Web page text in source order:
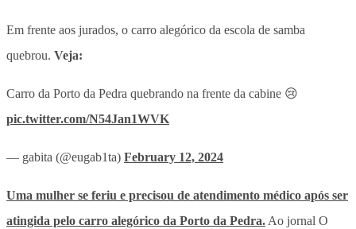
Em frente aos jurados, o carro alegórico da escola de samba
quebrou. Veja:
Carro da Porto da Pedra quebrando na frente da cabine 😢
pic.twitter.com/N54Jan1WVK
— gabita (@eugab1ta) February 12, 2024
Uma mulher se feriu e precisou de atendimento médico após ser
atingida pelo carro alegórico da Porto da Pedra. Ao jornal O